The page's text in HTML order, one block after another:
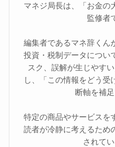
マネジ局長は、「お金の
監修者
編集者であるマネ辞くん
投資・税制データについ
スク、誤解が生じやす
し、「この情報をどう受
断軸を補足
特定の商品やサービスを
読者が冷静に考えるため
されてい